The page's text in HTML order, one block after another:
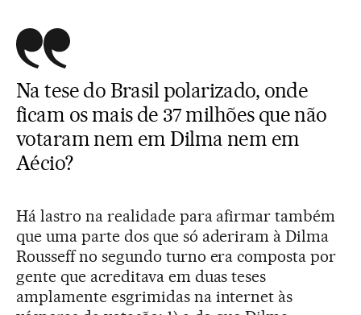
Na tese do Brasil polarizado, onde
ficam os mais de 37 milhões que não
votaram nem em Dilma nem em
Aécio?
Há lastro na realidade para afirmar também
que uma parte dos que só aderiram à Dilma
Rousseff no segundo turno era composta por
gente que acreditava em duas teses
amplamente esgrimidas na internet às